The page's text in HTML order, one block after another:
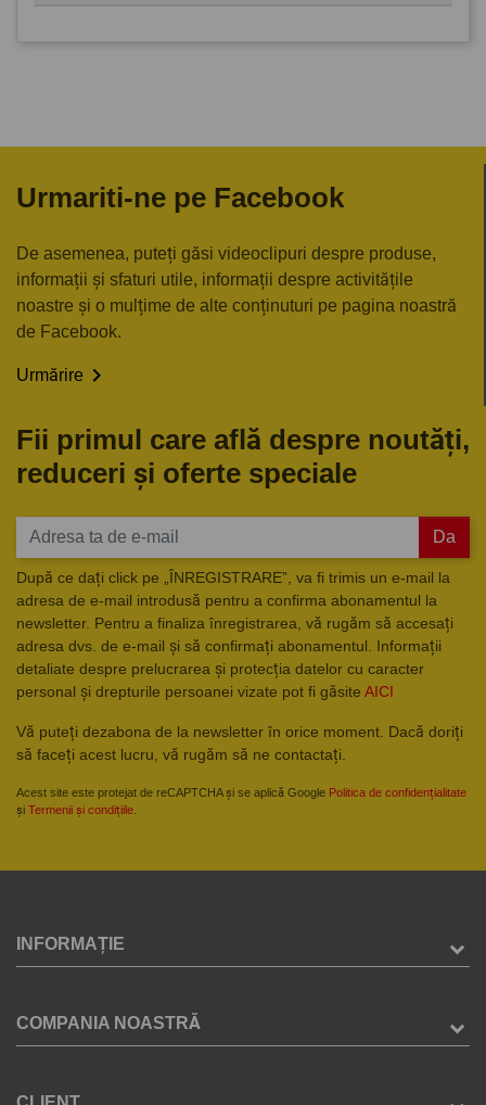
Urmariti-ne pe Facebook
De asemenea, puteți găsi videoclipuri despre produse,
informații și sfaturi utile, informații despre activitățile
noastre și o mulțime de alte conținuturi pe pagina noastră
de Facebook.
Urmărire 
Fii primul care află despre noutăți,
reduceri și oferte speciale
Da
După ce dați click pe „ÎNREGISTRARE”, va fi trimis un e-mail la
adresa de e-mail introdusă pentru a confirma abonamentul la
newsletter. Pentru a finaliza înregistrarea, vă rugăm să accesați
adresa dvs. de e-mail și să confirmați abonamentul. Informații
detaliate despre prelucrarea și protecția datelor cu caracter
personal și drepturile persoanei vizate pot fi găsite AICI
Vă puteți dezabona de la newsletter în orice moment. Dacă doriți
să faceți acest lucru, vă rugăm să ne contactați.
Acest site este protejat de reCAPTCHA și se aplică Google Politica de confidențialitate
și Termenii și condițiile
INFORMAȚIE
COMPANIA NOASTRĂ